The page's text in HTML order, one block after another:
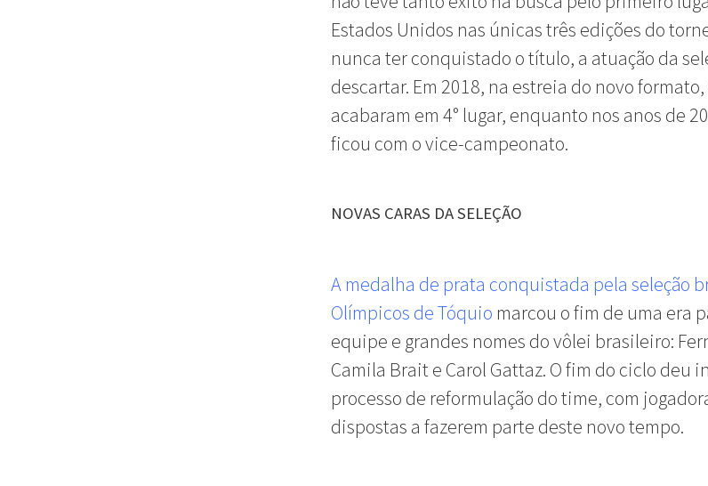
Estados Unidos nas únicas três edições do
nunca ter conquistado o título, a atuação da
descartar. Em 2018, na estreia do novo
acabaram em 4° lugar, enquanto nos anos de
ficou com o vice-campeonato.
NOVAS CARAS DA SELEÇÃO
A medalha de prata conquistada pela seleção
Olímpicos de Tóquio marcou o fim de uma era
equipe e grandes nomes do vôlei brasileiro:
Camila Brait e Carol Gattaz. O fim do ciclo deu
processo de reformulação do time, com
dispostas a fazerem parte deste novo tempo.